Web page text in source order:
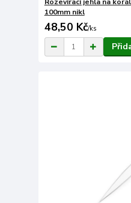
Rozevírací jehla na
100mm nikl
48,50 Kč/ks